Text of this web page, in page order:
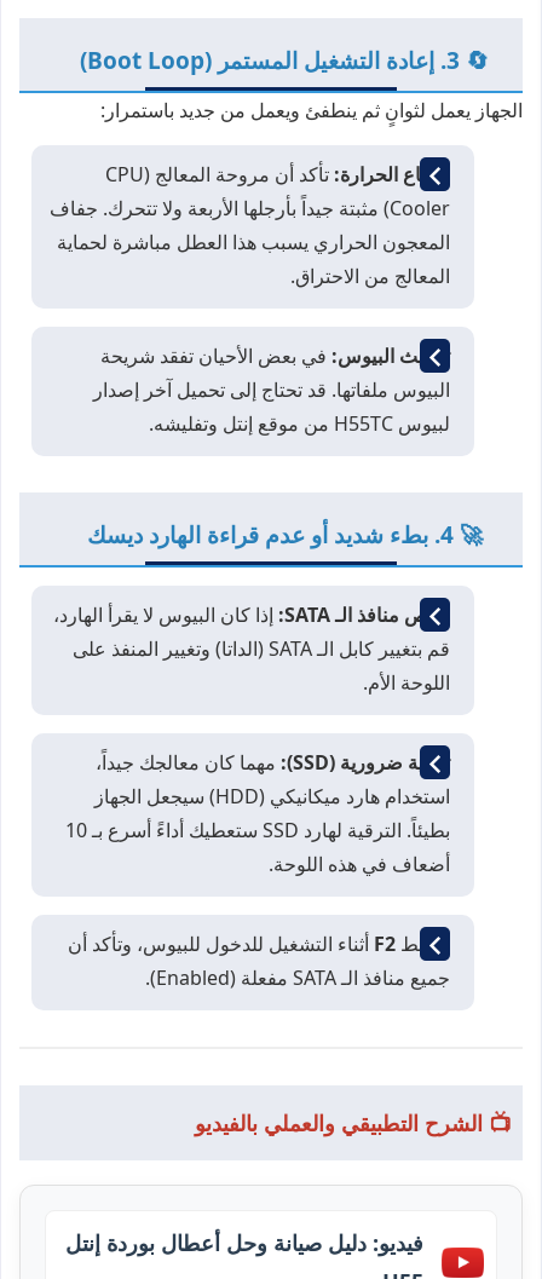
🔄 3. إعادة التشغيل المستمر (Boot Loop)
الجهاز يعمل لثوانٍ ثم ينطفئ ويعمل من جديد باستمرار:
ارتفاع الحرارة:
تأكد أن مروحة المعالج (CPU
Cooler) مثبتة جيداً بأرجلها الأربعة ولا تتحرك. جفاف
المعجون الحراري يسبب هذا العطل مباشرة لحماية
المعالج من الاحتراق.
تحديث البيوس: في بعض الأحيان تفقد شريحة
البيوس ملفاتها. قد تحتاج إلى تحميل آخر إصدار
لبيوس H55TC من موقع إنتل وتفليشه.
🚀 4. بطء شديد أو عدم قراءة الهارد ديسك
فحص منافذ الـ SATA:
إذا كان البيوس لا يقرأ الهارد،
قم بتغيير كابل الـ SATA (الداتا) وتغيير المنفذ على
اللوحة الأم.
ترقية ضرورية (SSD):
مهما كان معالجك جيداً،
استخدام هارد ميكانيكي (HDD) سيجعل الجهاز
بطيئاً. الترقية لهارد SSD ستعطيك أداءً أسرع بـ 10
أضعاف في هذه اللوحة.
اضغط F2 أثناء التشغيل للدخول للبيوس، وتأكد أن
جميع منافذ الـ SATA مفعلة (Enabled).
📺 الشرح التطبيقي والعملي بالفيديو
فيديو: دليل صيانة وحل أعطال بوردة إنتل